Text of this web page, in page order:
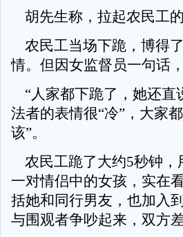
胡先生称，拉起农民工
农民工当场下跪，博得
情。但因女监督员一句话
“人家都下跪了，她还直
法者的表情很“冷”，大家
该”。
农民工跪了大约5秒钟，
一对情侣中的女孩，实在
括她和同行男友，也加入
与围观者争吵起来，双方差